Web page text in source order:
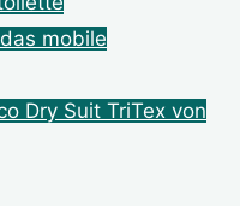
mobile
Dry Suit TriTex von